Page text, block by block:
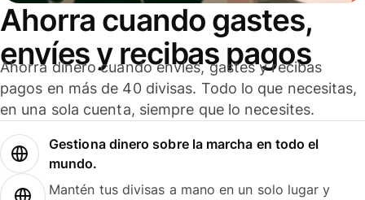
Ahorra cuando gastes,
envíes y recibas pagos
Ahorra dinero cuando envíes, gastes y recibas
pagos en más de 40 divisas. Todo lo que necesitas,
en una sola cuenta, siempre que lo necesites.
Gestiona dinero sobre la marcha en todo el
mundo.
Mantén tus divisas a mano en un solo lugar y